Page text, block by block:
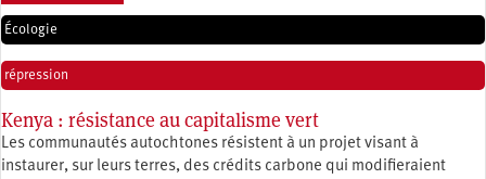
Écologie
répression
Kenya : résistance au capitalisme vert
Les communautés autochtones résistent à un projet visant à
instaurer, sur leurs terres, des crédits carbone qui modifieraient